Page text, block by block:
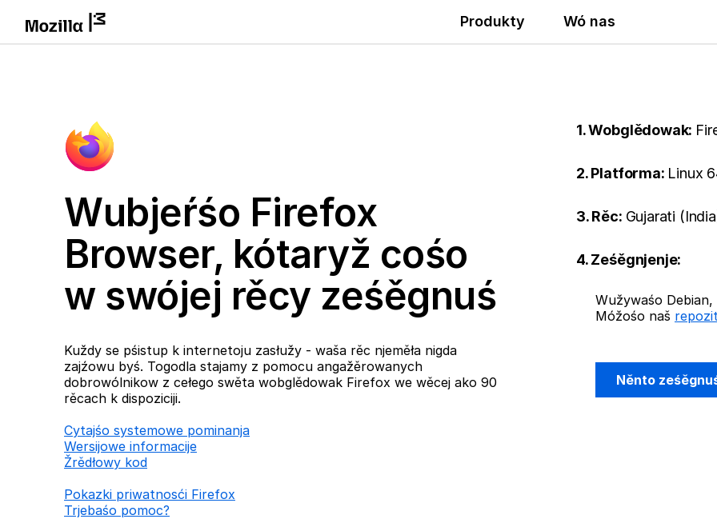
Produkty Wó nas
Wubjeŕśo Firefox
Browser, kótaryž cośo
w swójej rěcy ześěgnuś
Kuždy se pśistup k internetoju zasłužy - waša rěc njeměła nigda
zajźowu byś. Togodla stajamy z pomocu angažěrowanych
dobrowólnikow z cełego swěta wobglědowak Firefox we wěcej ako 90
rěcach k dispoziciji.
Cytajśo systemowe pominanja
Wersijowe informacije
Žrědłowy kod
Pokazki priwatnosći Firefox
Trjebaśo pomoc?
1. Wobglědowak:
2. Platforma: Linux
3. Rěc: Gujarati
4. Ześěgnjenje:
Wužywaśo
Móžośo naš
Něnto